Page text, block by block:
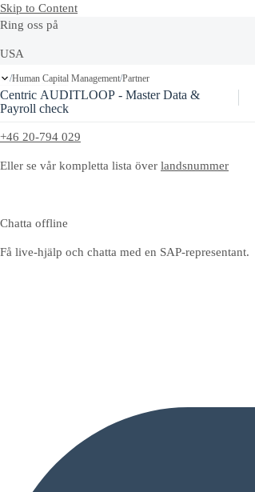
Skip to Content
Ring oss på
USA
+1-800-872-1727
Sverige
+46 20-794 029
Eller se vår kompletta lista över landsnummer
Chatta offline
Få live-hjälp och chatta med en SAP-representant.
/Human Capital Management/Partner
Centric AUDITLOOP - Master Data &
Payroll check